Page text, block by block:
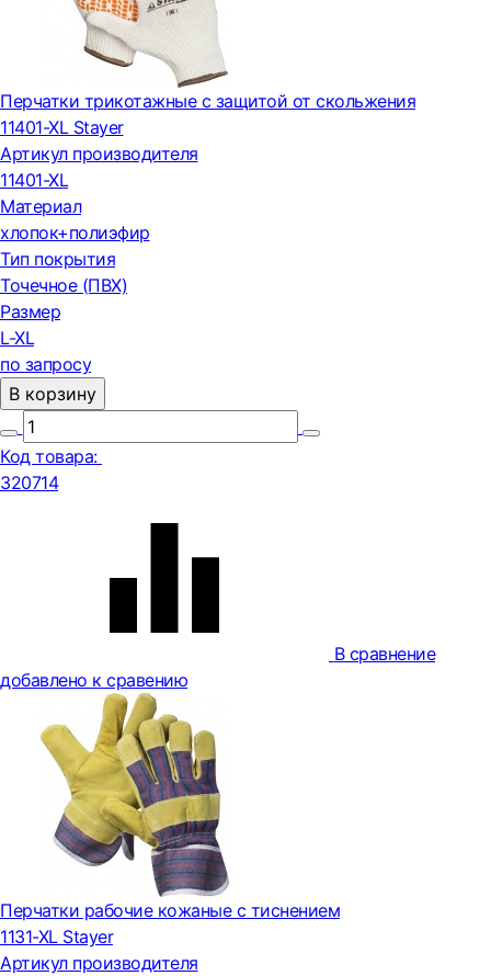
Перчатки трикотажные с защитой от скольжения
11401-XL Stayer
Артикул производителя
11401-XL
Материал
хлопок+полиэфир
Тип покрытия
Точечное (ПВХ)
Размер
L-XL
по запросу
В корзину
Код товара:
320714
В сравнение
добавлено к сравению
Перчатки рабочие кожаные с тиснением
1131-XL Stayer
Артикул производителя